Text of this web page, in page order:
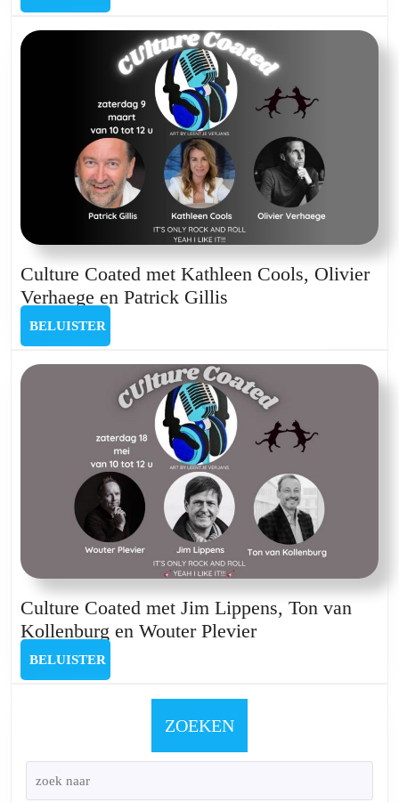
Erwin
van
Beek
&
Niki
De
Vliegher
Culture Coated met Kathleen Cools, Olivier
Verhaege en Patrick Gillis
Kathleen
Cools,
Olivier
Verhaege
en
Patrick
Gillis
BELUISTER
Culture Coated met Jim Lippens, Ton van
Kollenburg en Wouter PlevierCulture
van
BELUISTER
ZOEKEN